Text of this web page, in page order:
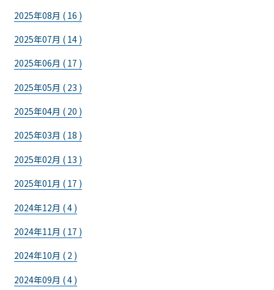
2025年08月 ( 16 )
2025年07月 ( 14 )
2025年06月 ( 17 )
2025年05月 ( 23 )
2025年04月 ( 20 )
2025年03月 ( 18 )
2025年02月 ( 13 )
2025年01月 ( 17 )
2024年12月 ( 4 )
2024年11月 ( 17 )
2024年10月 ( 2 )
2024年09月 ( 4 )